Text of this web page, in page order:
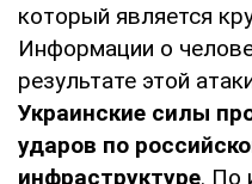
который является
Информации о
результате этой
Украинские силы
ударов по
инфраструктуре. По